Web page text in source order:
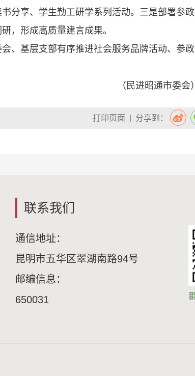
分享、学生勤工研学系列活动。三是部署参政
，形成高质量建言成果。
、基层支部有序推进社会服务品牌活动、参政
（民进昭通市委会）
| 分享到：
打印页面
联系我们
通信地址：
昆明市五华区翠湖南路94号
邮编信息：
650031